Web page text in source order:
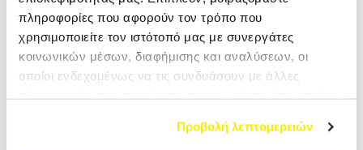
πληροφορίες που αφορούν τον τρόπο που
χρησιμοποιείτε τον ιστότοπό μας με συνεργάτες
κοινωνικών μέσων, διαφήμισης και αναλύσεων, οι
οποίοι ενδεχομένως να τις συνδυάσουν με άλλες
Προβολή λεπτομερειών
εξωτική νήσο Σουμιλόν!
ΔΙΑΡΚΕΙΑ 16 ημέρες ΠΕΡΙΣΣΟΤΕΡΑ